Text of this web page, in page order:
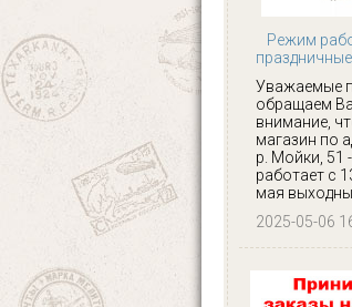
Режим
Уважаемые
обращаем
внимание,
магазин по
р. Мойки, 51
работает с
мая
2025-05-06